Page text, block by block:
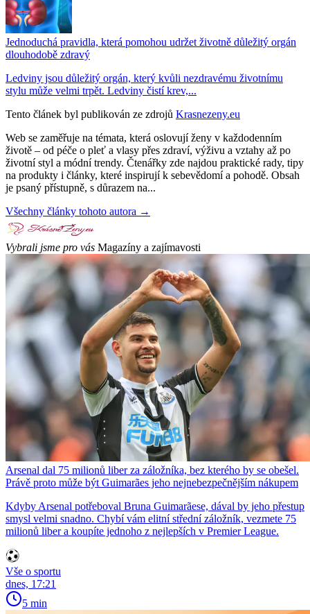
Jednoduchá pravidla, která pomohou udržet životně důležitý orgán
dlouhodobě zdravý
Ledviny jsou důležitý orgán, který kvůli nezdravému životnímu
stylu může velmi trpět. Ledviny čistí krev,...
Tento článek byl publikován ze zdrojů Krasnezeny.eu
Web se zaměřuje na témata, která oslovují ženy v každodenním
životě – od péče o pleť a vlasy přes zdraví, výživu a vztahy až po
životní styl a módní trendy. Čtenářky zde najdou praktické rady, tipy
na produkty i články, které inspirují k sebevědomí a pohodě. Obsah
je psaný přístupně, s důrazem na...
Všechny články tohoto autora →
Vybrali jsme pro vás Magazíny a zajímavosti
Arsenal dal 75 milionů liber za záložníka, bez kterého by se obešel.
Právě proto může být Guimarães jeho nejnebezpečnějším nákupem
Kdyby Arsenal potřeboval Bruna Guimarãese, dával by jeho přestup
smysl velmi snadno. Chybí vám elitní střední záložník, vezmete 75
milionů liber a koupíte jednoho z nejlepších v Premier League.
Vše o sportu
dnes, 17:21
5 min